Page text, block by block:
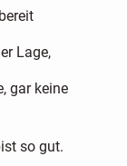
Lage,
gar keine
so gut.